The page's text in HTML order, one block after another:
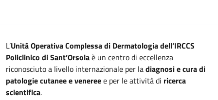
Descrizione
L’Unità Operativa Complessa di Dermatologia dell’IRCCS
Policlinico di Sant’Orsolaè un centro di eccellenza
riconosciuto a livello internazionale per ladiagnosi e cura di
patologie cutanee e venereee per le attività di ricerca
scientifica.